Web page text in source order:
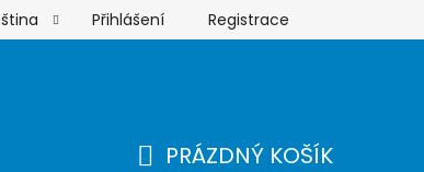
objednávkaPřihlášení Registrace
PRÁZDNÝ KOŠÍK